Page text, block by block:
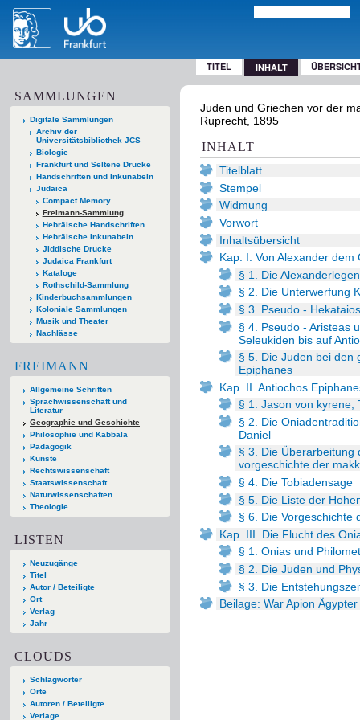
TITEL INHALT
SAMMLUNGEN
Digitale Sammlungen
Archiv der
Universitätsbibliothek JCS
Biologie
Frankfurt und Seltene Drucke
Handschriften und Inkunabeln
Judaica
Compact Memory
Freimann-Sammlung
Hebräische Handschriften
Hebräische Inkunabeln
Jiddische Drucke
Judaica Frankfurt
Kataloge
Rothschild-Sammlung
Kinderbuchsammlungen
Koloniale Sammlungen
Musik und Theater
Nachlässe
FREIMANN
Allgemeine Schriften
Sprachwissenschaft und
Literatur
Geographie und Geschichte
Philosophie und Kabbala
Pädagogik
Künste
Rechtswissenschaft
Staatswissenschaft
Naturwissenschaften
Theologie
LISTEN
Neuzugänge
Titel
Autor / Beteiligte
Ort
Verlag
Jahr
CLOUDS
Schlagwörter
Orte
Autoren / Beteiligte
Verlage
Juden und Griechen vor der
Ruprecht, 1895
INHALT
Titelblatt
Stempel
Widmung
Vorwort
Inhaltsübersicht
Kap. I. Von Alexander
§ 1. Die
§ 2. Die Unterwerfung
§ 3. Pseudo -
§ 4. Pseudo - Aristeas
Seleukiden bis auf
§ 5. Die Juden bei den
Epiphanes
Kap. II. Antiochos
§ 1. Jason von kyrene,
§ 2. Die
Daniel
§ 3. Die Überarbeitung
vorgeschichte der
§ 4. Die Tobiadensage
§ 5. Die Liste der
§ 6. Die Vorgeschichte
Kap. III. Die Flucht des
§ 1. Onias und
§ 2. Die Juden und
§ 3. Die
Beilage: War Apion Ägypter